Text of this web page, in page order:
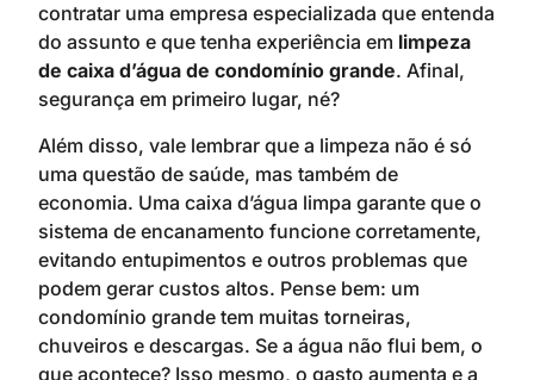
contratar uma empresa especializada que entenda
do assunto e que tenha experiência em limpeza
de caixa d’água de condomínio grande. Afinal,
segurança em primeiro lugar, né?
Além disso, vale lembrar que a limpeza não é só
uma questão de saúde, mas também de
economia. Uma caixa d’água limpa garante que o
sistema de encanamento funcione corretamente,
evitando entupimentos e outros problemas que
podem gerar custos altos. Pense bem: um
condomínio grande tem muitas torneiras,
chuveiros e descargas. Se a água não flui bem, o
que acontece? Isso mesmo, o gasto aumenta e a